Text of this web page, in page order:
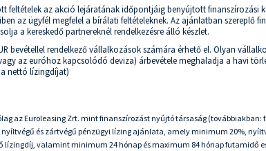
feltételek az akció lejáratának időpontjáig benyújtott finanszírozási
az ügyfél megfelel a bírálati feltételeknek. Az ajánlatban szereplő
a kereskedő partnereknél rendelkezésre álló készlet.
bevétellel rendelkező vállalkozások számára érhető el. Olyan
az euróhoz kapcsolódó deviza) árbevétele meghaladja a havi
nettó lízingdíjat)
az Euroleasing Zrt. mint finanszírozást nyújtó társaság (továbbiakban:
és zártvégű pénzügyi lízing ajánlata, amely minimum 20%,
lízingdíj, valamint minimum 24 hónap és maximum 84 hónap futamidő